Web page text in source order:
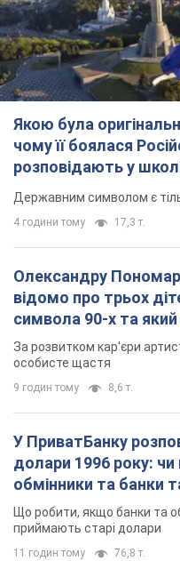
Якою була
чому її боялася
розповідають у
Державним символом є
4 години тому 17,3 т.
Олександру
відомо про трьох
символа 90-х та
мають
За розвитком кар'єри
особисте щастя
9 годин тому 8,6 т.
У ПриватБанку
долари 1996 року:
обмінники та банки
Що робити, якщо банки та
приймають старі долари
11 годин тому 76,8 т.